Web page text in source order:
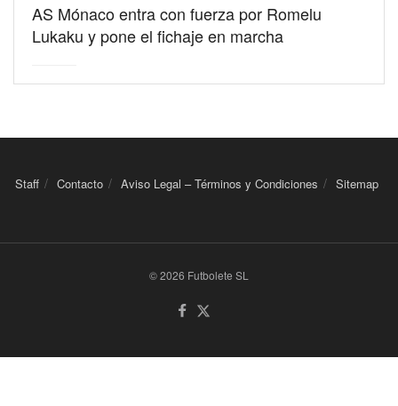
AS Mónaco entra con fuerza por Romelu
Lukaku y pone el fichaje en marcha
Staff Contacto Aviso Legal – Términos y Condiciones Sitemap
© 2026 Futbolete SL